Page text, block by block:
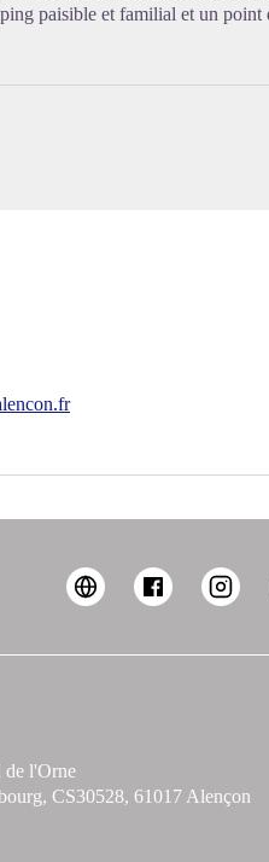
paisible et familial et un
de l'Orne
CS30528, 61017 Alençon